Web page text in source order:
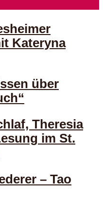
Kateryna
über
Theresia
im St.
– Tao